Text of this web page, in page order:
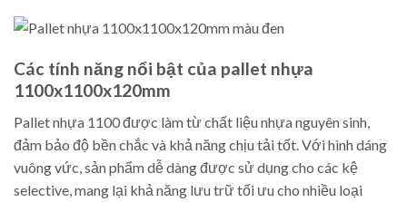
Các tính năng nổi bật của pallet nhựa
1100x1100x120mm
Pallet nhựa 1100 được làm từ chất liệu nhựa nguyên sinh,
đảm bảo độ bền chắc và khả năng chịu tải tốt. Với hình dáng
vuông vức, sản phẩm dễ dàng được sử dụng cho các kệ
selective, mang lại khả năng lưu trữ tối ưu cho nhiều loại